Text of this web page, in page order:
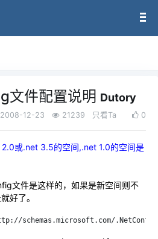
件配置说明 Dutory
2008-12-23 21239 只看Ta 0
或.net 3.5的空间,.net 1.0的空间是
文件是这样的，如果是新空间则不
好了。
schemas.microsoft.com/